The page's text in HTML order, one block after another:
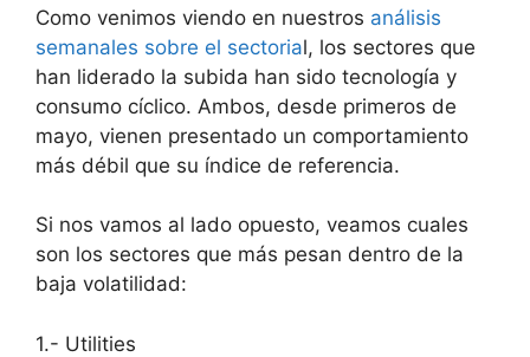
Como venimos viendo en nuestros análisis
semanales sobre el sectorial, los sectores que
han liderado la subida han sido tecnología y
consumo cíclico. Ambos, desde primeros de
mayo, vienen presentado un comportamiento
más débil que su índice de referencia.
Si nos vamos al lado opuesto, veamos cuales
son los sectores que más pesan dentro de la
baja volatilidad:
1.- Utilities